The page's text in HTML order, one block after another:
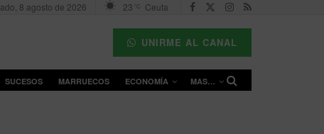
8 agosto de 2026 23 °C Ceuta
UNIRME AL CANAL
SUCESOS MARRUECOS ECONOMÍA MAS…